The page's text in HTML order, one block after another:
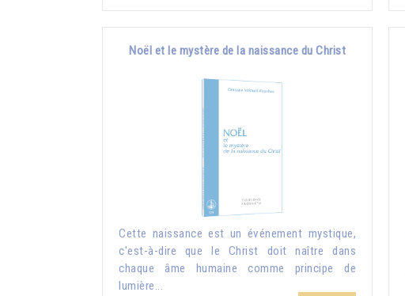
Noël et le mystère de la naissance du Christ
Cette naissance est un événement mystique,
c'est-à-dire que le Christ doit naître dans
chaque âme humaine comme principe de
lumière...